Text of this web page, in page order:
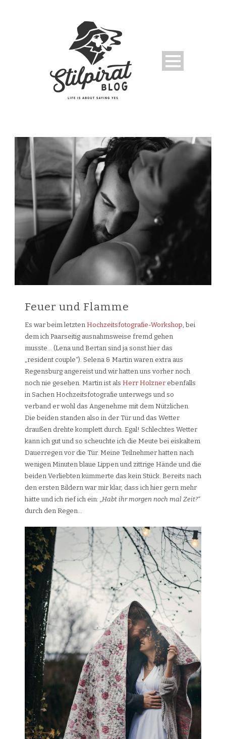
Feuer und Flamme
Es war beim letzten Hochzeitsfotografie-Workshop , bei
dem ich Paarseitig ausnahmsweise fremd gehen
musste… (Lena und Bertan sind ja sonst hier das
„resident couple“). Selena & Martin waren extra aus
Regensburg angereist und wir hatten uns vorher noch
noch nie gesehen. Martin ist als Herr Holzner ebenfalls
in Sachen Hochzeitsfotografie unterwegs und so
verband er wohl das Angenehme mit dem Nützlichen.
Die beiden standen also in der Tür und das Wetter
draußen drehte komplett durch. Egal! Schlechtes Wetter
kann ich gut und so scheuchte ich die Meute bei eiskaltem
Dauerregen vor die Tür. Meine Teilnehmer hatten nach
wenigen Minuten blaue Lippen und zittrige Hände und die
beiden Verliebten kümmerte das kein Stück. Bereits nach
den ersten Bildern war mir klar, dass ich hier gern mehr
hätte und ich rief ich ein: „Habt ihr morgen noch mal Zeit?“
durch den Regen…